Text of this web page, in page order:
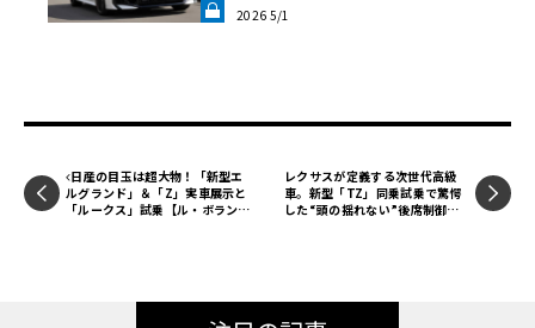
よさ《LE VOLANT LAB》
2026 5/1
日産の目玉は超大物！「新型エ
ルグランド」＆「Z」実車展示と
「ルークス」試乗【ル・ボラン
レクサスが定義する次世代高級
車。新型「TZ」同乗試乗で驚愕
した“頭の揺れない”後席制御